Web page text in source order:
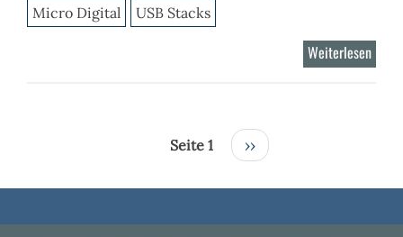
Micro Digital USB Stacks
Weiterlesen
USB
Seite 1
Nächste
Seite
››